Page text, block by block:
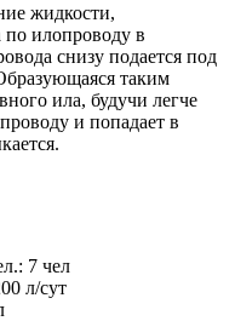
жидкости,
илопроводу в
снизу подается под
таким
ила, будучи легче
и попадает в
7 чел
л/сут